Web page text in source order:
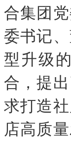
合集团
委书记
型升级
合，提
求打造
店高质